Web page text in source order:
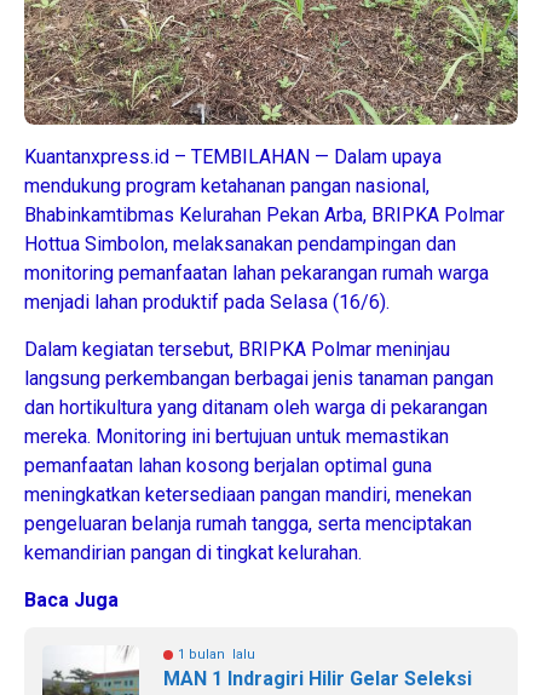
Kuantanxpress.id – TEMBILAHAN — Dalam upaya
mendukung program ketahanan pangan nasional,
Bhabinkamtibmas Kelurahan Pekan Arba, BRIPKA Polmar
Hottua Simbolon, melaksanakan pendampingan dan
monitoring pemanfaatan lahan pekarangan rumah warga
menjadi lahan produktif pada Selasa (16/6).
​Dalam kegiatan tersebut, BRIPKA Polmar meninjau
langsung perkembangan berbagai jenis tanaman pangan
dan hortikultura yang ditanam oleh warga di pekarangan
mereka. Monitoring ini bertujuan untuk memastikan
pemanfaatan lahan kosong berjalan optimal guna
meningkatkan ketersediaan pangan mandiri, menekan
pengeluaran belanja rumah tangga, serta menciptakan
kemandirian pangan di tingkat kelurahan.
Baca Juga
1 bulan lalu
MAN 1 Indragiri Hilir Gelar Seleksi